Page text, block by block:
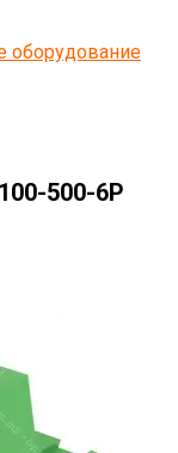
оборудование
500-6P